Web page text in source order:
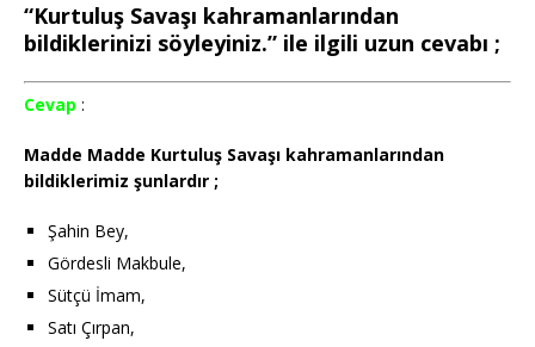
“Kurtuluş Savaşı kahramanlarından
bildiklerinizi söyleyiniz.” ile ilgili uzun cevabı ;
Cevap :
Madde Madde Kurtuluş Savaşı kahramanlarından
bildiklerimiz şunlardır ;
Şahin Bey,
Gördesli Makbule,
Sütçü İmam,
Satı Çırpan,